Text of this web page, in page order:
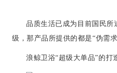
品质生活已成为目前国民
级，那产品所提供的都是“伪需求
浪鲸卫浴“超级大单品”的打